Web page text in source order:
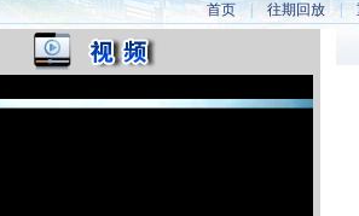
首页|往期回放|